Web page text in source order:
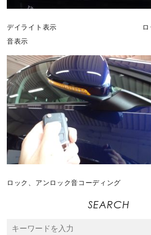
デイライト表示 ロック、
音表示
ロック、アンロック音コーディング
SEARCH